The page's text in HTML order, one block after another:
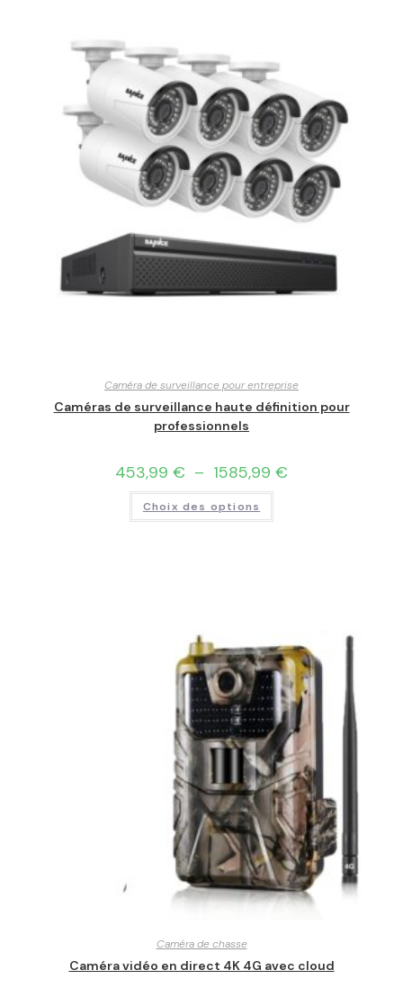
Caméra de surveillance pour entreprise
Caméras de surveillance haute définition pour
professionnels
453,99 € – 1585,99 €
Choix des options
Caméra de chasse
Caméra vidéo en direct 4K 4G avec cloud